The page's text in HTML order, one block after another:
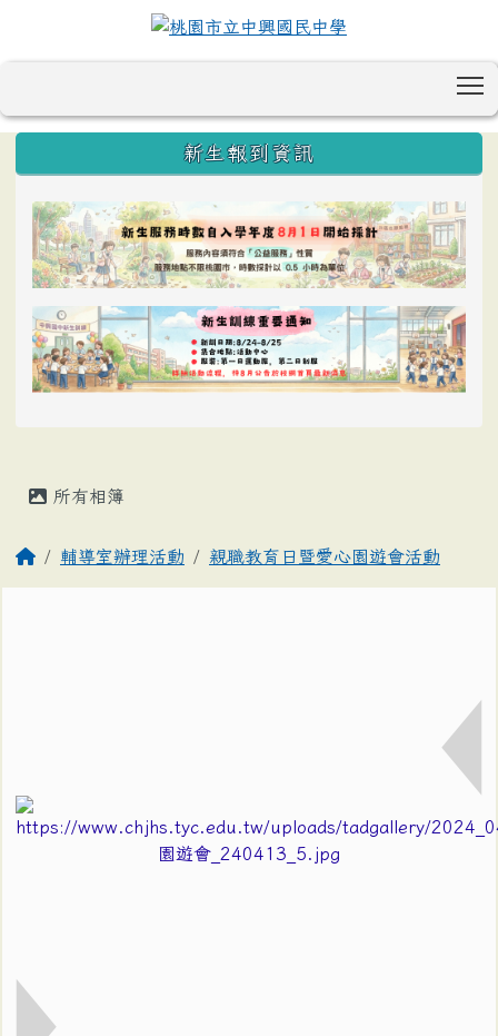
:::
新生報到資訊
所有相簿
輔導室辦理活動 親職教育日暨愛心園遊會活動